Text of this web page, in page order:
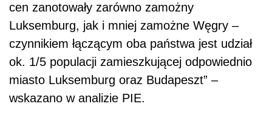
cen zanotowały zarówno zamożny
Luksemburg, jak i mniej zamożne Węgry –
czynnikiem łączącym oba państwa jest udział
ok. 1/5 populacji zamieszkującej odpowiednio
miasto Luksemburg oraz Budapeszt” –
wskazano w analizie PIE.